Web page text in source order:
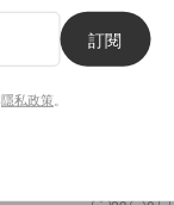
，更預告老
性、俐落的基調。
訂閱
隱私政策